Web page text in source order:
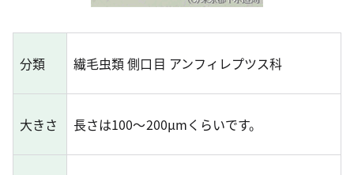
分類 繊毛虫類 側口目 アンフィレプツス科
大きさ 長さは100～200μmくらいです。